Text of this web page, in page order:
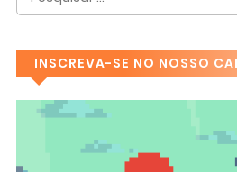
INSCREVA-SE NO NOSSO